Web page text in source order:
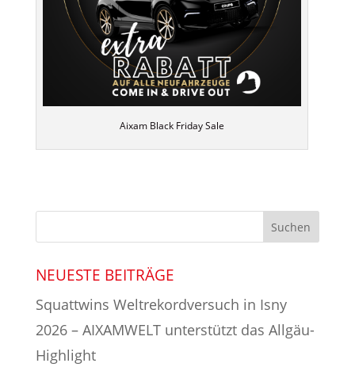
Aixam Black Friday Sale
NEUESTE BEITRÄGE
Squattwins Weltrekordversuch in Isny
2026 – AIXAMWELT unterstützt das Allgäu-
Highlight